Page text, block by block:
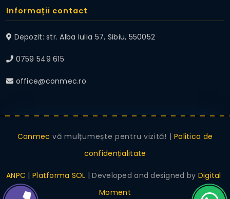
Informații contact
Depozit: str. Alba Iulia 57, Sibiu, 550052
0759 549 615
office@conmec.ro
Conmec vă mulțumește pentru vizită! | Politica de
confidențialitate
ANPC | Platforma SOL | Developed and designed by Digital
Moment